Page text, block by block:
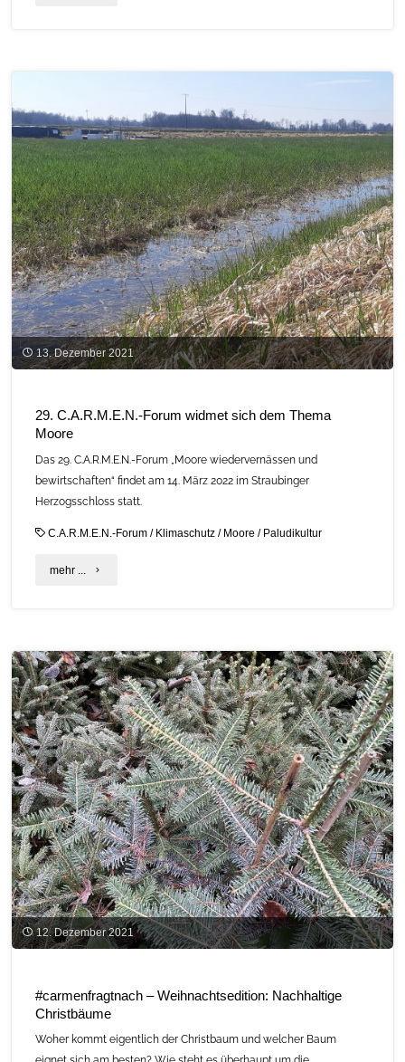
2022
nur
für
batterie-
und
brennstoffzellenbetriebene
Fahrzeuge"
13. Dezember 2021
29. C.A.R.M.E.N.-Forum widmet sich dem Thema
Moore
Das 29. C.A.R.M.E.N.-Forum „Moore wiedervernässen und
bewirtschaften“ findet am 14. März 2022 im Straubinger
Herzogsschloss statt.
C.A.R.M.E.N.-Forum / Klimaschutz / Moore / Paludikultur
mehr ... "29.
widmet
sich
dem
Thema
Moore"
12. Dezember 2021
#carmenfragtnach – Weihnachtsedition: Nachhaltige
Christbäume
Woher kommt eigentlich der Christbaum und welcher Baum